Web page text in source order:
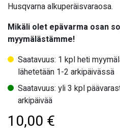
Husqvarna alkuperäisvaraosa.
Mikäli olet epävarma osan
myymälästämme!
Saatavuus: 1 kpl heti
lähetetään 1-2 arkipäivässä
Saatavuus: yli 3 kpl
arkipäivää
10,00 €